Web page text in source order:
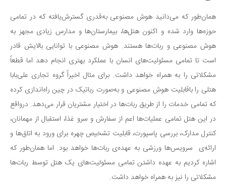
تغذیه سالم
بهداشت
بیماری و درمان
کودک و مادر
ورزش و تندرستی
روانشناسی
مراکز پزشکی و دارویی
فرهنگ و هنر
سینما و تئاتر
تلویزیون
همان‌طور که می‌دانید هوش مصنوعی به‌قدری گسترش‌یافته که در تمامی
حوزه‌ها وارد شده و اکنون هتل‌ها، بیمارستان‌ها و مدارس زیادی مجهز به
هوش مصنوعی و ربات‌ها هستند. هوش مصنوعی با توانایی بالایش قادر
است تا تمامی مسئولیت‌های انسان با عملکرد بهتری انجام دهد اما قطعاً
مشکلاتی را به همراه خواهد داشت. برای مثال اخیراً گروه تجاری علی‌بابا
هتلی را باقابلیت هوش مصنوعی و به‌صورت رباتیک در چین راه‌اندازی کرده
که تمامی خدمات را از طریق ربات‌ها در اختیار مشتریان قرار می‌دهد. درواقع
در این هتل تمامی عملیات‌ها اعم از سفارش و سرو غذا، استقبال از مهمانان،
کنترل مدارک، بررسی پاسپورت، قابلیت تشخیص چهره برای ورود به اتاق‌ها و
ارائه‌ی سرویس‌ها ورزشی به عهده‌ی ربات‌ها خواهد بود. اما همان‌طور که
اشاره کردیم به عهده داشتن تمامی مسئولیت‌های یک هتل توسط ربات‌ها
مشکلاتی را نیز به همراه خواهد داشت.